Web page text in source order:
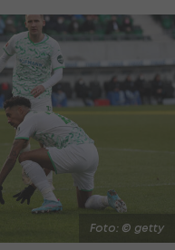
Foto: © getty